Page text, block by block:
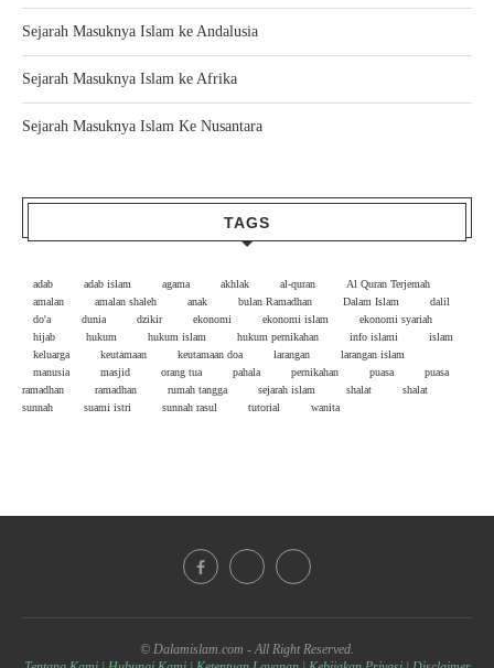
Sejarah Masuknya Islam ke Andalusia
Sejarah Masuknya Islam ke Afrika
Sejarah Masuknya Islam Ke Nusantara
TAGS
adab adab islam agama akhlak al-quran
Al Quran Terjemah
amalan
amalan shaleh anak bulan Ramadhan Dalam Islam
dalil
do'a
dunia dzikir ekonomi ekonomi islam
ekonomi syariah
hijab
hukum hukum islam hukum pernikahan info islami
islam
keluarga
keutamaan keutamaan doa larangan
larangan islam
manusia
masjid orang tua pahala pernikahan puasa
puasa
ramadhan
ramadhan rumah tangga sejarah islam shalat
shalat
sunnah
suami istri sunnah rasul tutorial wanita
© Dalamislam.com - All Right Reserved.